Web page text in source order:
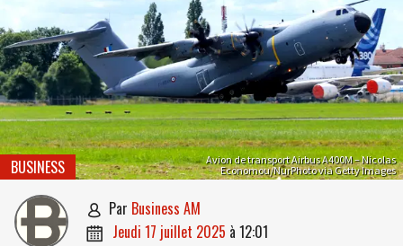
Avion de transport Airbus A400M – Nicolas
Economou/NurPhoto via Getty Images
BUSINESS
 par Business AM
 jeudi 17 juillet 2025 à 12:01